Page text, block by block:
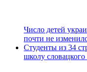
Число детей
почти не
Студенты из 34
школу словацкого